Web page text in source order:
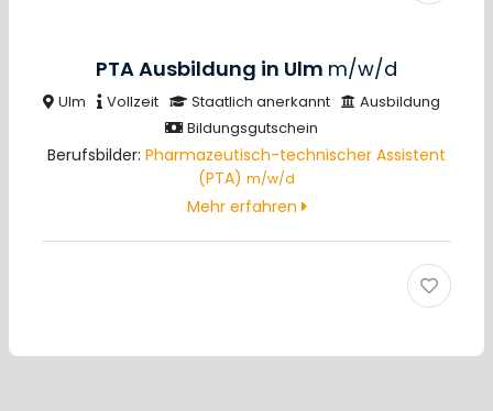
PTA Ausbildung in Ulm m/w/d
Ulm Vollzeit Staatlich anerkannt
Ausbildung
Bildungsgutschein
Berufsbilder: Pharmazeutisch-technischer Assistent
(PTA) m/w/d
Mehr erfahren